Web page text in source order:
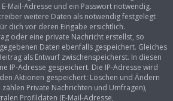
Mail-Adresse und ein Passwort notwendig.
weitere Daten als notwendig festgelegt
dich vor deren Eingabe ersichtlich.
oder eine private Nachricht erstellst, so
Daten ebenfalls gespeichert. Gleiches
als Entwurf zwischenspeicherst. In diesen
IP-Adresse gespeichert. Die IP-Adresse wird
Aktionen gespeichert: Löschen und Ändern
Private Nachrichten und Umfragen),
Profildaten (E-Mail-Adresse,